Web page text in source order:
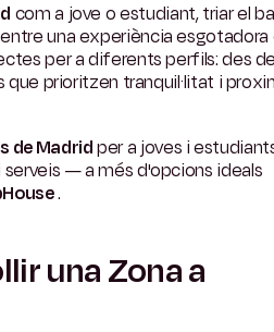
com a jove o estudiant, triar el
una experiència esgotadora
per a diferents perfils: des
que prioritzen tranquil·litat i
de Madridper a joves i
— a més d'opcions ideals
.
una Zona a